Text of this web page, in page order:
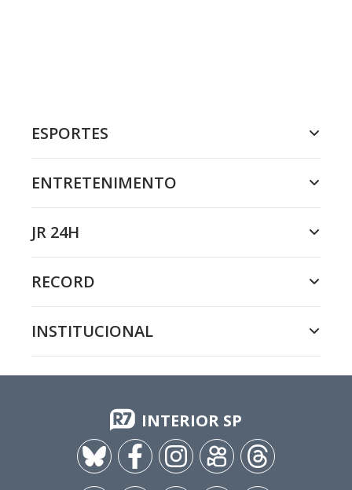
ESPORTES
ENTRETENIMENTO
JR 24H
RECORD
INSTITUCIONAL
INTERIOR SP